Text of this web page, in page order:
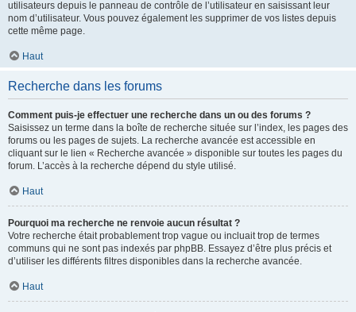
utilisateurs depuis le panneau de contrôle de l’utilisateur en saisissant leur
nom d’utilisateur. Vous pouvez également les supprimer de vos listes depuis
cette même page.
Haut
Recherche dans les forums
Comment puis-je effectuer une recherche dans un ou des forums ?
Saisissez un terme dans la boîte de recherche située sur l’index, les pages des
forums ou les pages de sujets. La recherche avancée est accessible en
cliquant sur le lien « Recherche avancée » disponible sur toutes les pages du
forum. L’accès à la recherche dépend du style utilisé.
Haut
Pourquoi ma recherche ne renvoie aucun résultat ?
Votre recherche était probablement trop vague ou incluait trop de termes
communs qui ne sont pas indexés par phpBB. Essayez d’être plus précis et
d’utiliser les différents filtres disponibles dans la recherche avancée.
Haut